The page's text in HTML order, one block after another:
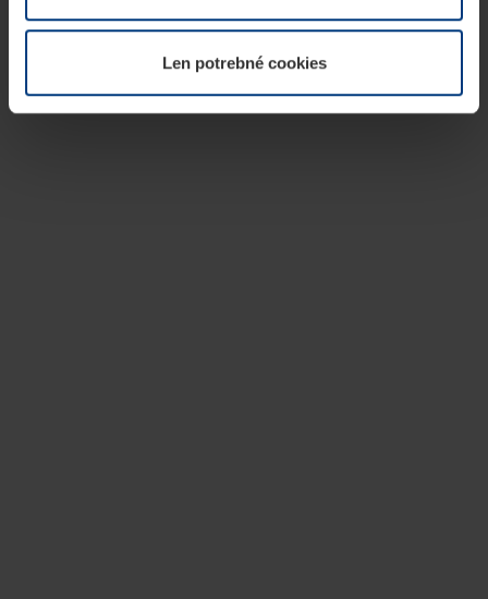
kedykoľvek zmeniť alebo odvolať vo vysvetlení cookie
našej webovej stránky.Len potrebné cookies